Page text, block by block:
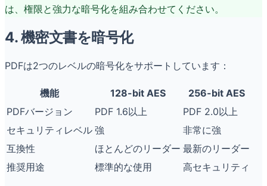
は、権限と強力な暗号化を組み合わせてください。
4. 機密文書を暗号化
PDFは2つのレベルの暗号化をサポートしています：
機能 128-bit AES
256-bit AES
PDFバージョン
PDF 1.6以上
PDF 2.0以上
セキュリティレベル 強
非常に強
互換性
ほとんどのリーダー 最新のリーダー
推奨用途
標準的な使用 高セキュリティ